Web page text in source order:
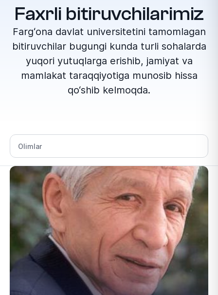
Faxrli bitiruvchilarimiz
Farg‘ona davlat universitetini tamomlagan
bitiruvchilar bugungi kunda turli sohalarda
yuqori yutuqlarga erishib, jamiyat va
mamlakat taraqqiyotiga munosib hissa
qo‘shib kelmoqda.
Bo‘lim tanlang